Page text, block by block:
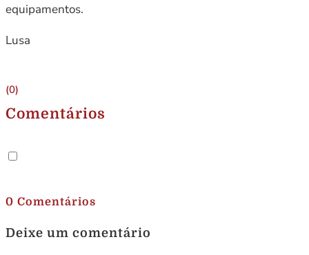
equipamentos.
Lusa
(0)
Comentários
0 Comentários
Deixe um comentário